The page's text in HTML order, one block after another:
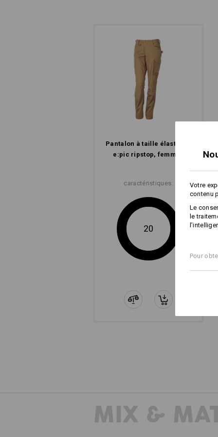
SYSTÈME
Un confort invisible mais sensible :
L’ERGONOMIE POUR
Il faut bien regarder pour les voir :
protège-genoux insérés sont en
autoagrippante - pour une tenue
genoux.
Que ce soit un stylo, un tournevis
Pantalon à taille élast. e.s.​
e:pic ripstop, femmes
caractéristiques:
20
MIX &
Votre
contenu
Le
le
Pour